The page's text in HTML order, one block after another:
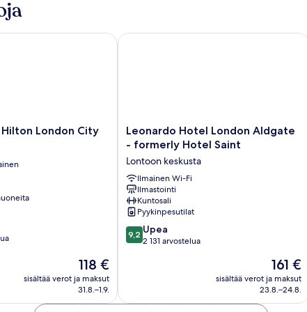
London City
Hinta
on
118 €
118 €
sisältää verot ja maksut
31.8.–1.9.
London City
Leonardo
Hotel
Aldgate
-
formerly
Hotel
Saint
Lontoon
keskusta
Leonardo Hotel London Aldgate
- formerly Hotel Saint
Lontoon keskusta
Ilmainen Wi-Fi
Ilmastointi
Kuntosali
Pyykinpesutilat
9.2
kautta
9,2 Upea
2 131 arvostelua
Hinta
on
161 €
161 €
sisältää verot ja maksut
23.8.–24.8.
Leonardo Hotel London Aldgate -